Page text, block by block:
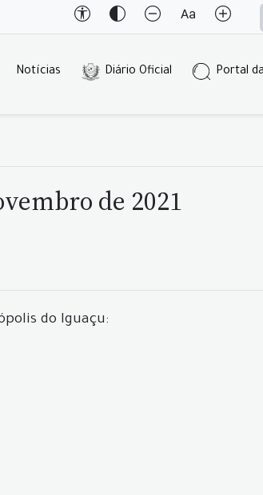
Notícias Diário Oficial Portal
de 2021
do Iguaçu: